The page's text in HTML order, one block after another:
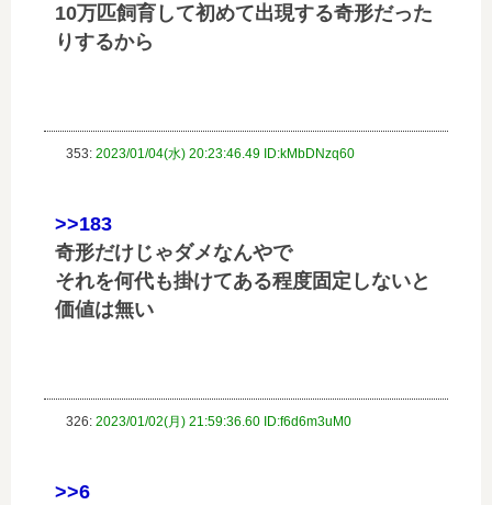
10万匹飼育して初めて出現する奇形だった
りするから
353: 2023/01/04(水) 20:23:46.49 ID:kMbDNzq60
>>183
奇形だけじゃダメなんやで
それを何代も掛けてある程度固定しないと
価値は無い
326: 2023/01/02(月) 21:59:36.60 ID:f6d6m3uM0
>>6